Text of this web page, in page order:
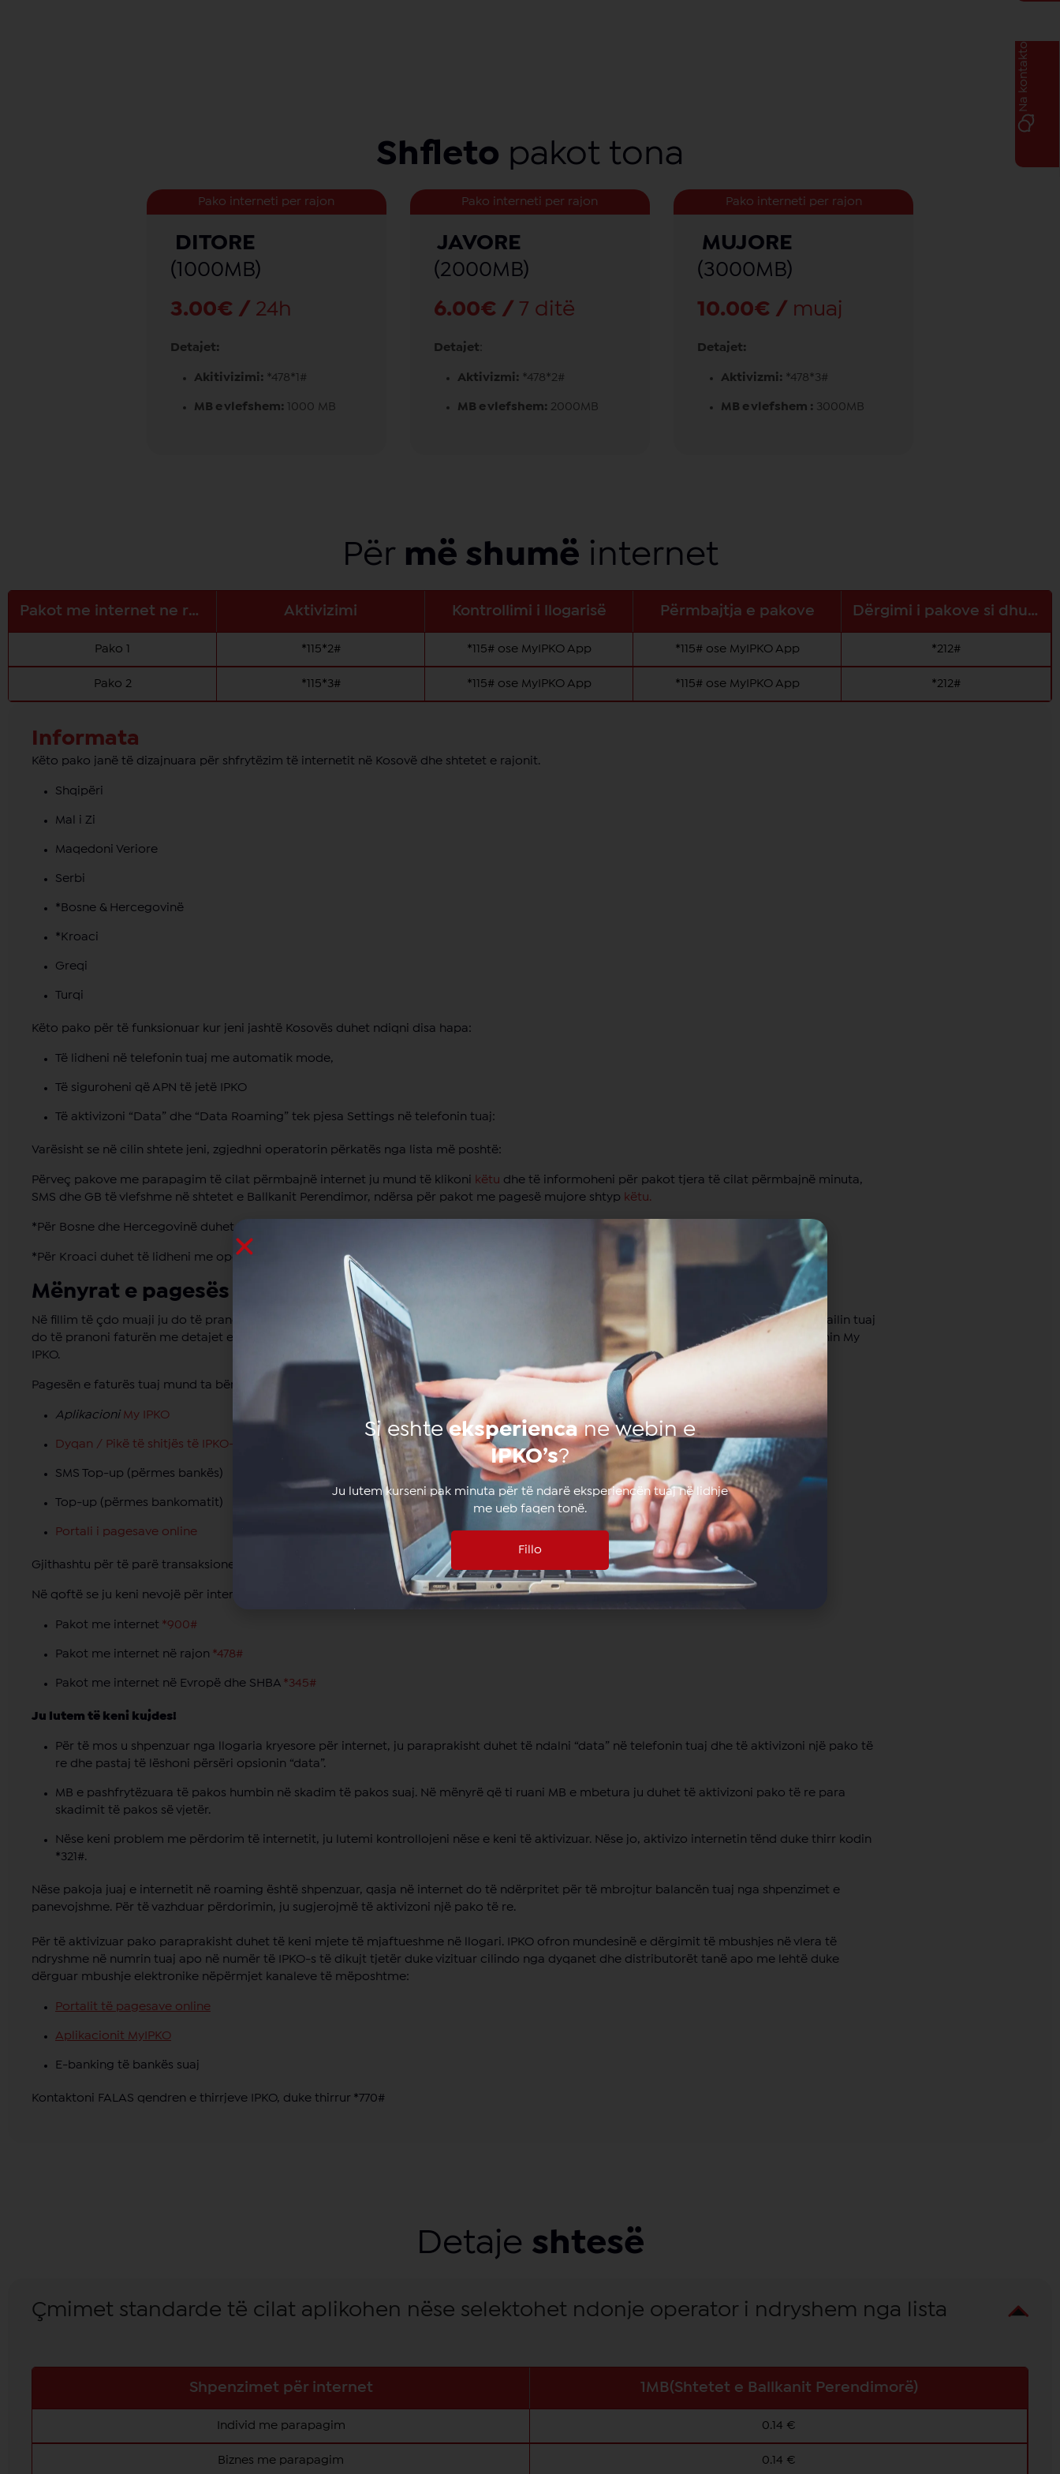
Shfleto pakot tona
Pako interneti per rajon
DITORE
(1000MB)
3.00€ / 24h
Detajet:
Akitivizimi: *478*1#
MB e vlefshem: 1000 MB
Pako interneti per rajon
JAVORE
(2000MB)
6.00€ / 7 ditë
Detajet:
Aktivizmi: *478*2#
MB e vlefshem: 2000MB
Pako interneti per rajon
MUJORE
(3000MB)
10.00€ / muaj
Detajet:
Aktivizmi: *478*3#
MB e vlefshem : 3000MB
Për më shumë internet
Pakot me internet ne rajon Aktivizimi Kontrollimi i llogarisë Përmbajtja e pakove Dërgimi i pakove si dhuratë
Pako 1 *115*2# *115# ose MyIPKO App *115# ose MyIPKO App *212#
Pako 2 *115*3# *115# ose MyIPKO App *115# ose MyIPKO App *212#
Informata
Këto pako janë të dizajnuara për shfrytëzim të internetit në Kosovë dhe shtetet e rajonit.
Shqipëri
Mal i Zi
Maqedoni Veriore
Serbi
*Bosne & Hercegovinë
*Kroaci
Greqi
Turqi
Këto pako për të funksionuar kur jeni jashtë Kosovës duhet ndiqni disa hapa:
Të lidheni në telefonin tuaj me automatik mode,
Të siguroheni që APN të jetë IPKO
Të aktivizoni “Data” dhe “Data Roaming” tek pjesa Settings në telefonin tuaj:
Varësisht se në cilin shtete jeni, zgjedhni operatorin përkatës nga lista më poshtë:
Përveç pakove me parapagim të cilat përmbajnë internet ju mund të klikoni këtu dhe të informoheni për pakot tjera të cilat përmbajnë minuta,
SMS dhe GB të vlefshme në shtetet e Ballkanit Perendimor, ndërsa për pakot me pagesë mujore shtyp këtu.
*Për Bosne dhe Hercegovinë duhet të lidheni me operatorin: BH Telecom
*Për Kroaci duhet të lidheni me operatorin: HT HR
Mënyrat e pagesës
Në fillim të çdo muaji ju do të pranoni nëpërmjet SMS informatën rreth shpenzimeve tuaja për muajin paraprak dhe njëkohësisht në e-amailin tuaj
do të pranoni faturën me detajet e shpenzimeve. Përndryshe gjendja e llogarisë dhe borxhi do të pasqyrohen në profilin tuaj në aplikacionin My
IPKO.
Pagesën e faturës tuaj mund ta bëni nëpërmjet disa kanaleve të ndryshme:
Aplikacioni My IPKO
Dyqan / Pikë të shitjës të IPKO-së
SMS Top-up (përmes bankës)
Top-up (përmes bankomatit)
Portali i pagesave online
Gjithashtu për të parë transaksionet tuaja, ju mund të përdorni shërbimin tonë My Ipko Web Selfcare
Në qoftë se ju keni nevojë për internet shtesë për Kosovë, rajon apo Evropë:
Pakot me internet *900#
Pakot me internet në rajon *478#
Pakot me internet në Evropë dhe SHBA *345#
Ju lutem të keni kujdes!
Për të mos u shpenzuar nga llogaria kryesore për internet, ju paraprakisht duhet të ndalni “data” në telefonin tuaj dhe të aktivizoni një pako të
re dhe pastaj të lëshoni përsëri opsionin “data”.
MB e pashfrytëzuara të pakos humbin në skadim të pakos suaj. Në mënyrë që ti ruani MB e mbetura ju duhet të aktivizoni pako të re para
skadimit të pakos së vjetër.
Nëse keni problem me përdorim të internetit, ju lutemi kontrollojeni nëse e keni të aktivizuar. Nëse jo, aktivizo internetin tënd duke thirr kodin
*321#.
Nëse pakoja juaj e internetit në roaming është shpenzuar, qasja në internet do të ndërpritet për të mbrojtur balancën tuaj nga shpenzimet e
panevojshme. Për të vazhduar përdorimin, ju sugjerojmë të aktivizoni një pako të re.
Për të aktivizuar pako paraprakisht duhet të keni mjete të mjaftueshme në llogari. IPKO ofron mundesinë e dërgimit të mbushjes në vlera të
ndryshme në numrin tuaj apo në numër të IPKO-s të dikujt tjetër duke vizituar cilindo nga dyqanet dhe distributorët tanë apo me lehtë duke
dërguar mbushje elektronike nëpërmjet kanaleve të mëposhtme:
Portalit të pagesave online
Aplikacionit MyIPKO
E-banking të bankës suaj
Kontaktoni FALAS qendren e thirrjeve IPKO, duke thirrur *770#
Detaje shtesë
Çmimet standarde të cilat aplikohen nëse selektohet ndonje operator i ndryshem nga lista
Shpenzimet për internet 1MB(Shtetet e Ballkanit Perendimorë)
Individ me parapagim 0.14 €
Biznes me parapagim 0.14 €
Na kontakto
Si eshteeksperiencane webin e
IPKO’s?
Ju lutem kurseni pak minuta për të ndarë eksperiencën tuaj në lidhje
me ueb faqen tonë.
Fillo